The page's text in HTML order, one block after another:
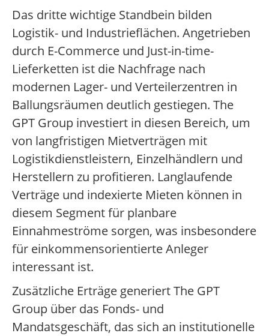
Das dritte wichtige Standbein bilden
Logistik- und Industrieflächen. Angetrieben
durch E-Commerce und Just-in-time-
Lieferketten ist die Nachfrage nach
modernen Lager- und Verteilerzentren in
Ballungsräumen deutlich gestiegen. The
GPT Group investiert in diesen Bereich, um
von langfristigen Mietverträgen mit
Logistikdienstleistern, Einzelhändlern und
Herstellern zu profitieren. Langlaufende
Verträge und indexierte Mieten können in
diesem Segment für planbare
Einnahmeströme sorgen, was insbesondere
für einkommensorientierte Anleger
interessant ist.
Zusätzliche Erträge generiert The GPT
Group über das Fonds- und
Mandatsgeschäft, das sich an institutionelle